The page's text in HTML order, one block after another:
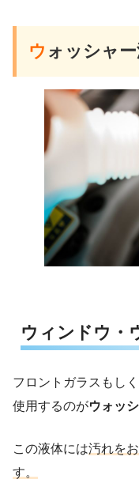
ウ ォッシャ
ウィンドウ・
フロントガラスもし
使用するのがウォッ
この液体には汚れを
す。